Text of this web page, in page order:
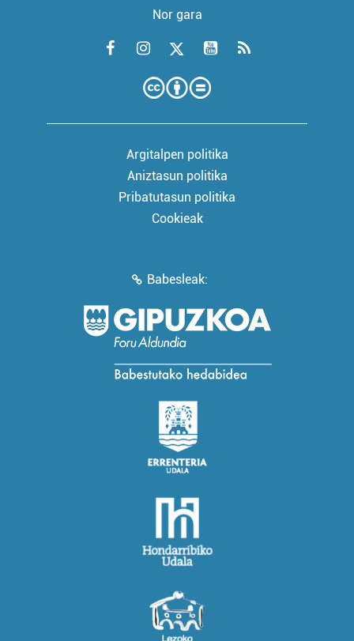
Nor gara
Argitalpen politika
Aniztasun politika
Pribatutasun politika
Cookieak
Babesleak: